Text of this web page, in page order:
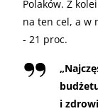
Polaków. Z
na ten cel, a w
- 21 proc.
„
i